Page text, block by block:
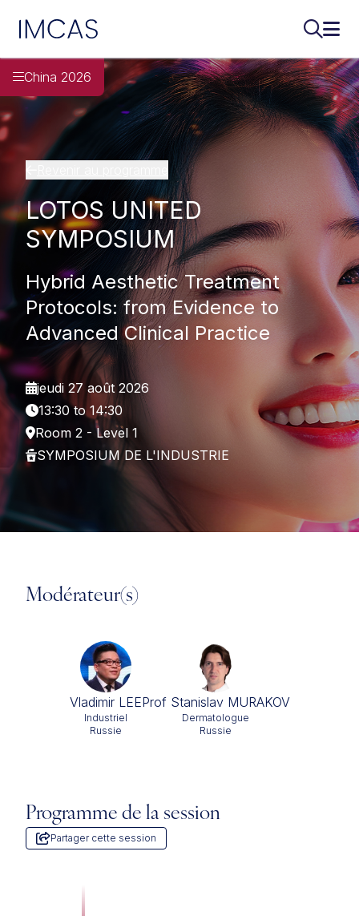
Aller au contenu principal
IMCAS
China 2026
LOTOS UNITED
SYMPOSIUM
Hybrid Aesthetic Treatment
Protocols: from Evidence to
Advanced Clinical Practice
jeudi 27 août 2026
13:30 to 14:30
Room 2 - Level 1
SYMPOSIUM DE L'INDUSTRIE
Modérateur(s)
Vladimir LEE
Industriel
Russie
Prof Stanislav MURAKOV
Dermatologue
Russie
Programme de la session
Partager cette session